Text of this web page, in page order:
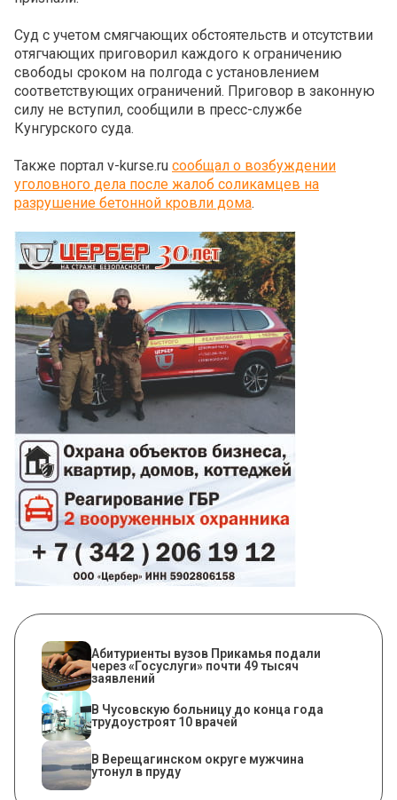
Суд с учетом смягчающих обстоятельств и отсутствии
отягчающих приговорил каждого к ограничению
свободы сроком на полгода с установлением
соответствующих ограничений. Приговор в законную
силу не вступил, сообщили в пресс-службе
Кунгурского суда.
Также портал v-kurse.ru сообщал о возбуждении
уголовного дела после жалоб соликамцев на
разрушение бетонной кровли дома.
Абитуриенты вузов Прикамья подали
через «Госуслуги» почти 49 тысяч
заявлений
В Чусовскую больницу до конца года
трудоустроят 10 врачей
В Верещагинском округе мужчина
утонул в пруду